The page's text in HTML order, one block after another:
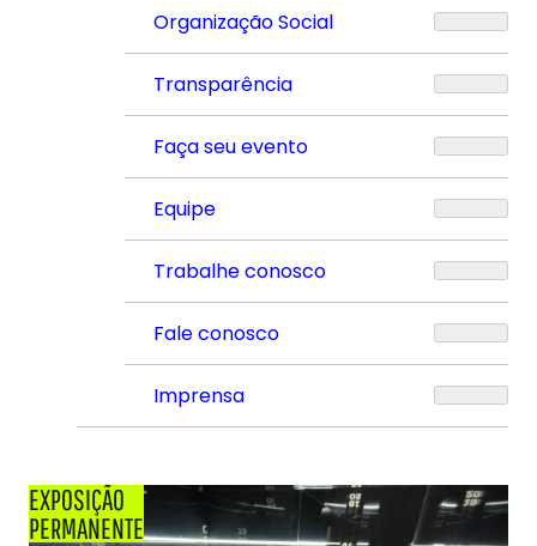
Organização Social
Transparência
Faça seu evento
Equipe
Trabalhe conosco
Fale conosco
Imprensa
EXPOSIÇÃO
PERMANENTE